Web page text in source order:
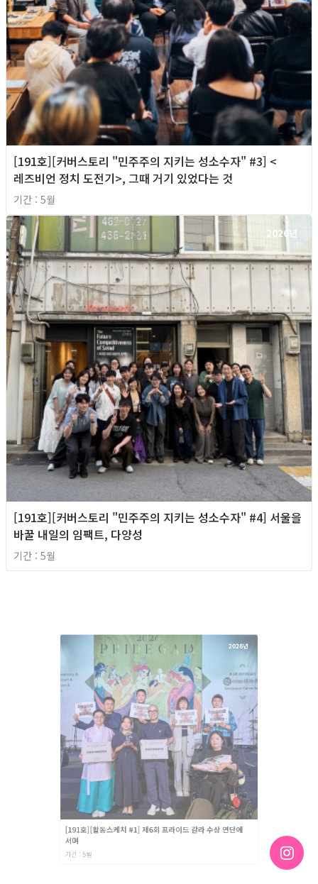
[191호][커버스토리 "민주주의 지키는 성소수자" #3] <
레즈비언 정치 도전기>, 그때 거기 있었다는 것
기간 : 5월
2026년
[191호][커버스토리 "민주주의 지키는 성소수자" #4] 서울을
바꿀 내일의 임팩트, 다양성
기간 : 5월
[191호][활동스케치 #1] 제6회 프라이드 갈라 수상 연단에